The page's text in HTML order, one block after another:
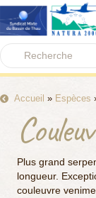
Accueil » Espèces
Plus grand
longueur.
couleuvre